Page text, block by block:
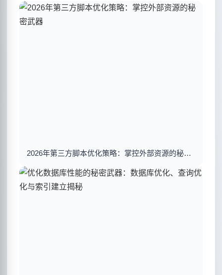
2026年第三方脚本优化策略：掌控外部资源的秘密武器